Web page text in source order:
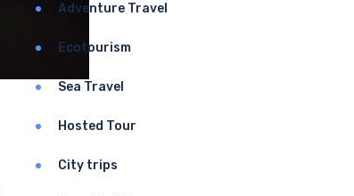
Adventure Travel
Ecotourism
Sea Travel
Hosted Tour
City trips